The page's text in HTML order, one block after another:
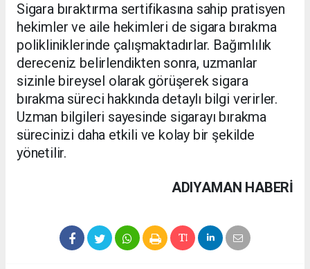
Sigara bıraktırma sertifikasına sahip pratisyen
hekimler ve aile hekimleri de sigara bırakma
polikliniklerinde çalışmaktadırlar. Bağımlılık
dereceniz belirlendikten sonra, uzmanlar
sizinle bireysel olarak görüşerek sigara
bırakma süreci hakkında detaylı bilgi verirler.
Uzman bilgileri sayesinde sigarayı bırakma
sürecinizi daha etkili ve kolay bir şekilde
yönetilir.
ADIYAMAN HABERİ